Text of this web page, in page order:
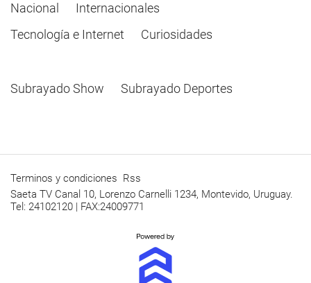
Nacional
Internacionales
Tecnología e Internet
Curiosidades
Subrayado Show Subrayado Deportes
Terminos y condiciones Rss
Saeta TV Canal 10, Lorenzo Carnelli 1234, Montevido, Uruguay.
Tel: 24102120 | FAX:24009771